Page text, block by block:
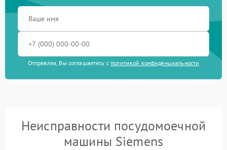
Отправляя, Вы соглашаетесь с политикой конфиденциальности
Неисправности посудомоечной
машины Siemens